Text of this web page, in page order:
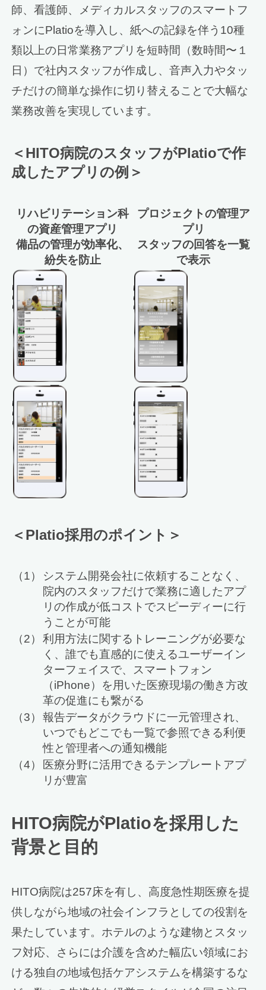
師、看護師、メディカルスタッフのスマートフ
ォンにPlatioを導入し、紙への記録を伴う10種
類以上の日常業務アプリを短時間（数時間〜１
日）で社内スタッフが作成し、音声入力やタッ
チだけの簡単な操作に切り替えることで大幅な
業務改善を実現しています。
＜HITO病院のスタッフがPlatioで作
成したアプリの例＞
リハビリテーション科
の資産管理アプリ
備品の管理が効率化、
紛失を防止
プロジェクトの管理ア
プリ
スタッフの回答を一覧
で表示
＜Platio採用のポイント＞
（1）
システム開発会社に依頼することなく、
院内のスタッフだけで業務に適したアプ
リの作成が低コストでスピーディーに行
うことが可能
（2） 利用方法に関するトレーニングが必要な
く、誰でも直感的に使えるユーザーイン
ターフェイスで、スマートフォン
（iPhone）を用いた医療現場の働き方改
革の促進にも繋がる
（3） 報告データがクラウドに一元管理され、
いつでもどこでも一覧で参照できる利便
性と管理者への通知機能
（4）
医療分野に活用できるテンプレートアプ
リが豊富
HITO病院がPlatioを採用した
背景と目的
HITO病院は257床を有し、高度急性期医療を提
供しながら地域の社会インフラとしての役割を
果たしています。ホテルのような建物とスタッ
フ対応、さらには介護を含めた幅広い領域にお
ける独自の地域包括ケアシステムを構築するな